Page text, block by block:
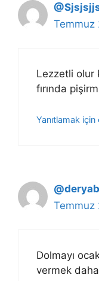
Temmuz
Lezzetli olur
fırında
Yanıtlamak için
Temmuz
Dolmayı
vermek